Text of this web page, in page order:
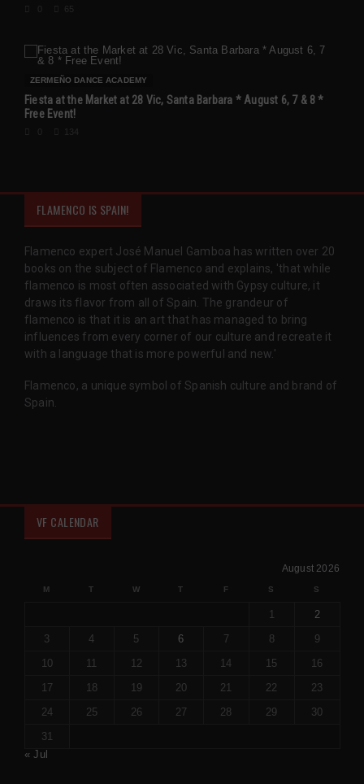
65
ZERMEÑO DANCE ACADEMY
Fiesta at the Market at 28 Vic, Santa Barbara * August 6, 7 & 8 *
Free Event!
134
FLAMENCO IS SPAIN!
Flamenco expert José Manuel Gamboa has written over 20
books on the subject of Flamenco and explains, 'that while
flamenco is most often associated with Gypsy culture, it
draws its flavor from all of Spain. The grandeur of
flamenco is that it is an art that has managed to bring
influences from every corner of our culture and recreate it
with a language that is more powerful and new.'
Flamenco, a unique symbol of Spanish culture and brand of
Spain.
VF CALENDAR
August 2026
M T W T F S S
1
2
3
4 5 6 7 8
9
10
11 12 13 14 15
16
17
18 19 20 21 22
23
24
25 26 27 28 29
30
31
« Jul